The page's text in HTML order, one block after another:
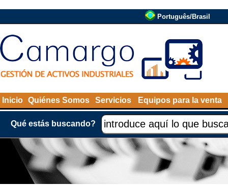
Português/Brasil
Inicio Quiénes Somos Servicios Equipos para la venta
Qué estás buscando?